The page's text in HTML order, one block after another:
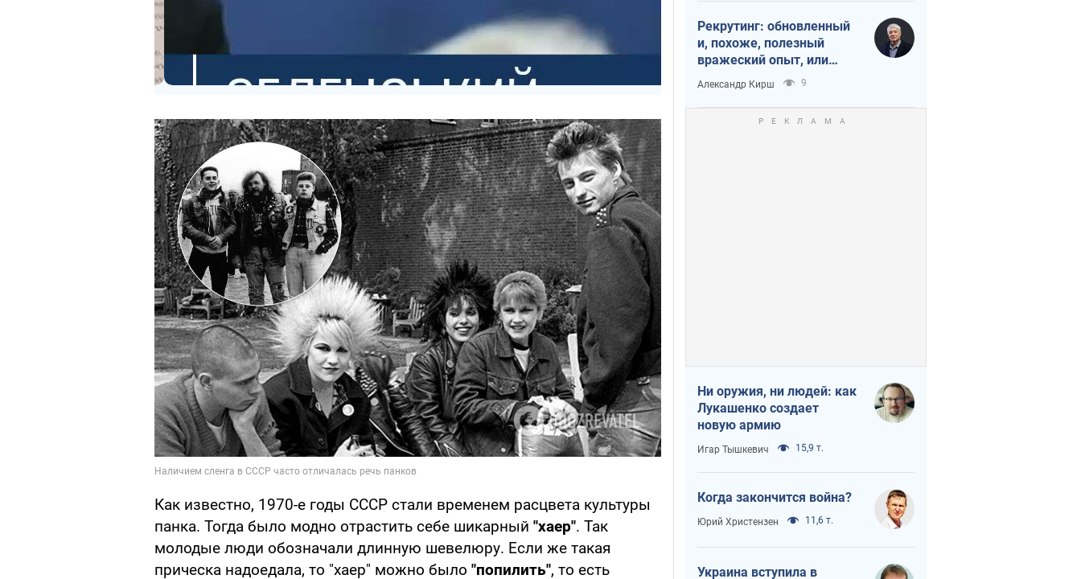
Как известно, 1970-е годы СССР стали временем расцвета культуры
панка. Тогда было модно отрастить себе шикарный "хаер". Так
молодые люди обозначали длинную шевелюру. Если же такая
прическа надоедала, то "хаер" можно было "попилить", то есть
Рекрутинг: обновленный
и, похоже, полезный
вражеский опыт, или
Диалектика
требовательной трусости
Александр Кирш 9
Ни оружия, ни людей: как
Лукашенко создает
новую армию
Игар Тышкевич 15,9 т.
Когда закончится война?
Юрий Христензен 11,6 т.
Украина вступила в